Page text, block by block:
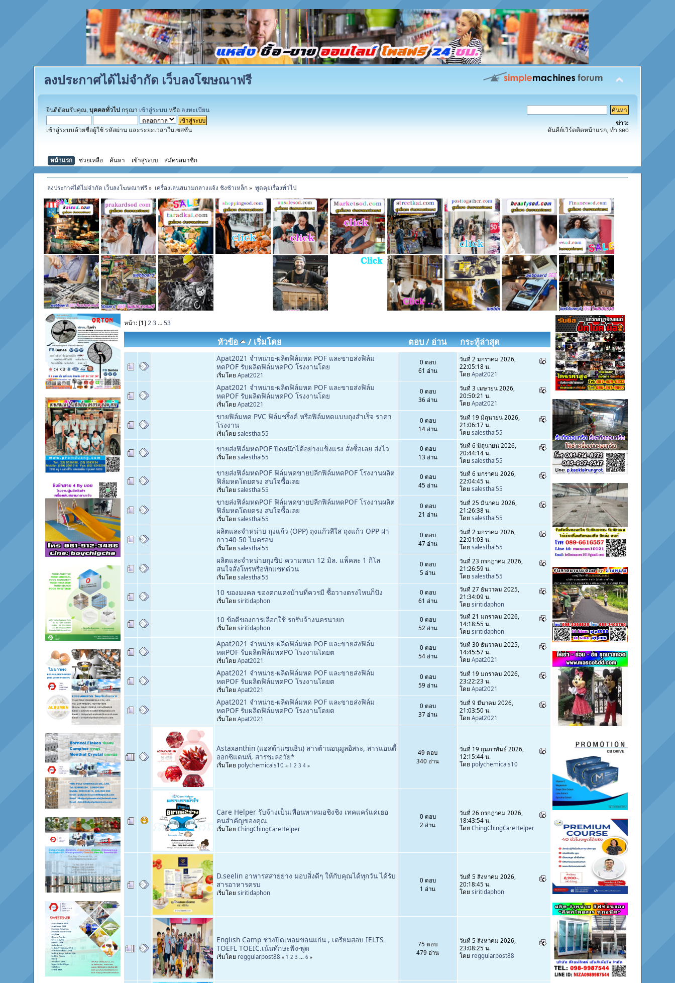
ลงประกาศได้ไม่จำกัด เว็บลงโฆษณาฟรี
ยินดีต้อนรับคุณ,บุคคลทั่วไป กรุณา เข้าสู่ระบบ หรือ ลงทะเบียน
เข้าสู่ระบบด้วยชื่อผู้ใช้ รหัสผ่าน และระยะเวลาในเซสชั่น
ข่าว:
ดันคีย์เวิร์ดติดหน้าแรก, ทำ seo
หน้าแรก ช่วยเหลือ ค้นหา เข้าสู่ระบบ สมัครสมาชิก
ลงประกาศได้ไม่จำกัด เว็บลงโฆษณาฟรี» เครื่องเล่นสนามกลางแจ้ง ชิงช้าเหล็ก» พูดคุยเรื่องทั่วไป
หน้า: [1]23...53
หัวข้อ /เริ่มโดย ตอบ/อ่าน กระทู้ล่าสุด
Apat2021 จำหน่าย-ผลิตฟิล์มหด POF และขายส่งฟิล์ม
หดPOF รับผลิตฟิล์มหดPO โรงงานโดย
เริ่มโดยApat2021
0 ตอบ
61 อ่าน
วันที่ 2 มกราคม 2026,
22:05:18 น.
โดยApat2021
Apat2021 จำหน่าย-ผลิตฟิล์มหด POF และขายส่งฟิล์ม
หดPOF รับผลิตฟิล์มหดPO โรงงานโดย
เริ่มโดยApat2021
0 ตอบ
36 อ่าน
วันที่ 3 เมษายน 2026,
20:50:21 น.
โดยApat2021
ขายฟิล์มหด PVC ฟิล์มชริ้งค์ หรือฟิล์มหดแบบถุงสำเร็จ ราคา
โรงงาน
เริ่มโดยsalesthai55
0 ตอบ
14 อ่าน
วันที่ 19 มิถุนายน 2026,
21:06:17 น.
โดยsalesthai55
ขายส่งฟิล์มหดPOF ปิดผนึกได้อย่างแข็งแรง สั่งซื้อเลย ส่งไว
เริ่มโดยsalesthai55
0 ตอบ
13 อ่าน
วันที่ 6 มิถุนายน 2026,
20:44:14 น.
โดยsalesthai55
ขายส่งฟิล์มหดPOF ฟิล์มหดขายปลีกฟิล์มหดPOF โรงงานผลิต
ฟิล์มหดโดยตรง สนใจซื้อเลย
เริ่มโดยsalesthai55
0 ตอบ
45 อ่าน
วันที่ 6 มกราคม 2026,
22:04:45 น.
โดยsalesthai55
ขายส่งฟิล์มหดPOF ฟิล์มหดขายปลีกฟิล์มหดPOF โรงงานผลิต
ฟิล์มหดโดยตรง สนใจซื้อเลย
เริ่มโดยsalesthai55
0 ตอบ
21 อ่าน
วันที่ 25 มีนาคม 2026,
21:26:38 น.
โดยsalesthai55
ผลิตและจำหน่าย ถุงแก้ว (OPP) ถุงแก้วสีใส ถุงแก้ว OPP ฝา
กาว40-50 ไมครอน
เริ่มโดยsalesthai55
0 ตอบ
47 อ่าน
วันที่ 2 มกราคม 2026,
22:01:03 น.
โดยsalesthai55
ผลิตและจำหน่ายถุงซิป ความหนา 12 มิล. แพ็คละ 1 กิโล
สนใจสั่งโทรหรือทักแชทด่วน
เริ่มโดยsalesthai55
0 ตอบ
5 อ่าน
วันที่ 23 กรกฎาคม 2026,
21:26:59 น.
โดยsalesthai55
10 ของมงคล ของตกแต่งบ้านที่ควรมี ซื้อวางตรงไหนก็ปัง
เริ่มโดยsiritidaphon
0 ตอบ
61 อ่าน
วันที่ 27 ธันวาคม 2025,
21:34:09 น.
โดยsiritidaphon
10 ข้อดีของการเลือกใช้ รถรับจ้างนครนายก
เริ่มโดยsiritidaphon
0 ตอบ
52 อ่าน
วันที่ 21 มกราคม 2026,
14:18:55 น.
โดยsiritidaphon
Apat2021 จำหน่าย-ผลิตฟิล์มหด POF และขายส่งฟิล์ม
หดPOF รับผลิตฟิล์มหดPO โรงงานโดยต
เริ่มโดยApat2021
0 ตอบ
54 อ่าน
วันที่ 30 ธันวาคม 2025,
14:45:57 น.
โดยApat2021
Apat2021 จำหน่าย-ผลิตฟิล์มหด POF และขายส่งฟิล์ม
หดPOF รับผลิตฟิล์มหดPO โรงงานโดยต
เริ่มโดยApat2021
0 ตอบ
59 อ่าน
วันที่ 19 มกราคม 2026,
23:22:23 น.
โดยApat2021
Apat2021 จำหน่าย-ผลิตฟิล์มหด POF และขายส่งฟิล์ม
หดPOF รับผลิตฟิล์มหดPO โรงงานโดยต
เริ่มโดยApat2021
0 ตอบ
37 อ่าน
วันที่ 9 มีนาคม 2026,
21:03:50 น.
โดยApat2021
Astaxanthin (แอสต้าแซนธิน) สารต้านอนุมูลอิสระ, สารแอนตี้
ออกซิแดนท์, สารชะลอวัย*
เริ่มโดย polychemicals10 « 1 2 3 4 »
49 ตอบ
340 อ่าน
วันที่ 19 กุมภาพันธ์ 2026,
12:15:44 น.
โดย polychemicals10
Care Helper รับจ้างเป็นเพื่อนหาหมอชิงชิง เทคแคร์แค่เธอ
คนสำคัญของคุณ
เริ่มโดยChingChingCareHelper
0 ตอบ
2 อ่าน
วันที่ 26 กรกฎาคม 2026,
18:43:54 น.
โดยChingChingCareHelper
D.seelin อาหารสสายยาง มอบสิ่งดีๆ ให้กับคุณได้ทุกวัน ได้รับ
สารอาหารครบ
เริ่มโดยsiritidaphon
0 ตอบ
1 อ่าน
วันที่ 5 สิงหาคม 2026,
20:18:45 น.
โดยsiritidaphon
English Camp ช่วงปิดเทอมขอนแก่น , เตรียมสอบ IELTS
TOEFL TOEIC.เน้นทักษะฟัง-พูด
เริ่มโดย reggularpost88 « 1 2 3 ...6 »
75 ตอบ
479 อ่าน
วันที่ 5 สิงหาคม 2026,
23:08:25 น.
โดย reggularpost88